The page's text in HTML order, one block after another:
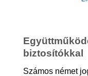
biztosítókkal
Számos német